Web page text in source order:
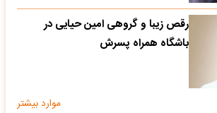
رقص زیبا و گروهی امین حیایی در
باشگاه همراه پسرش
موارد بیشتر